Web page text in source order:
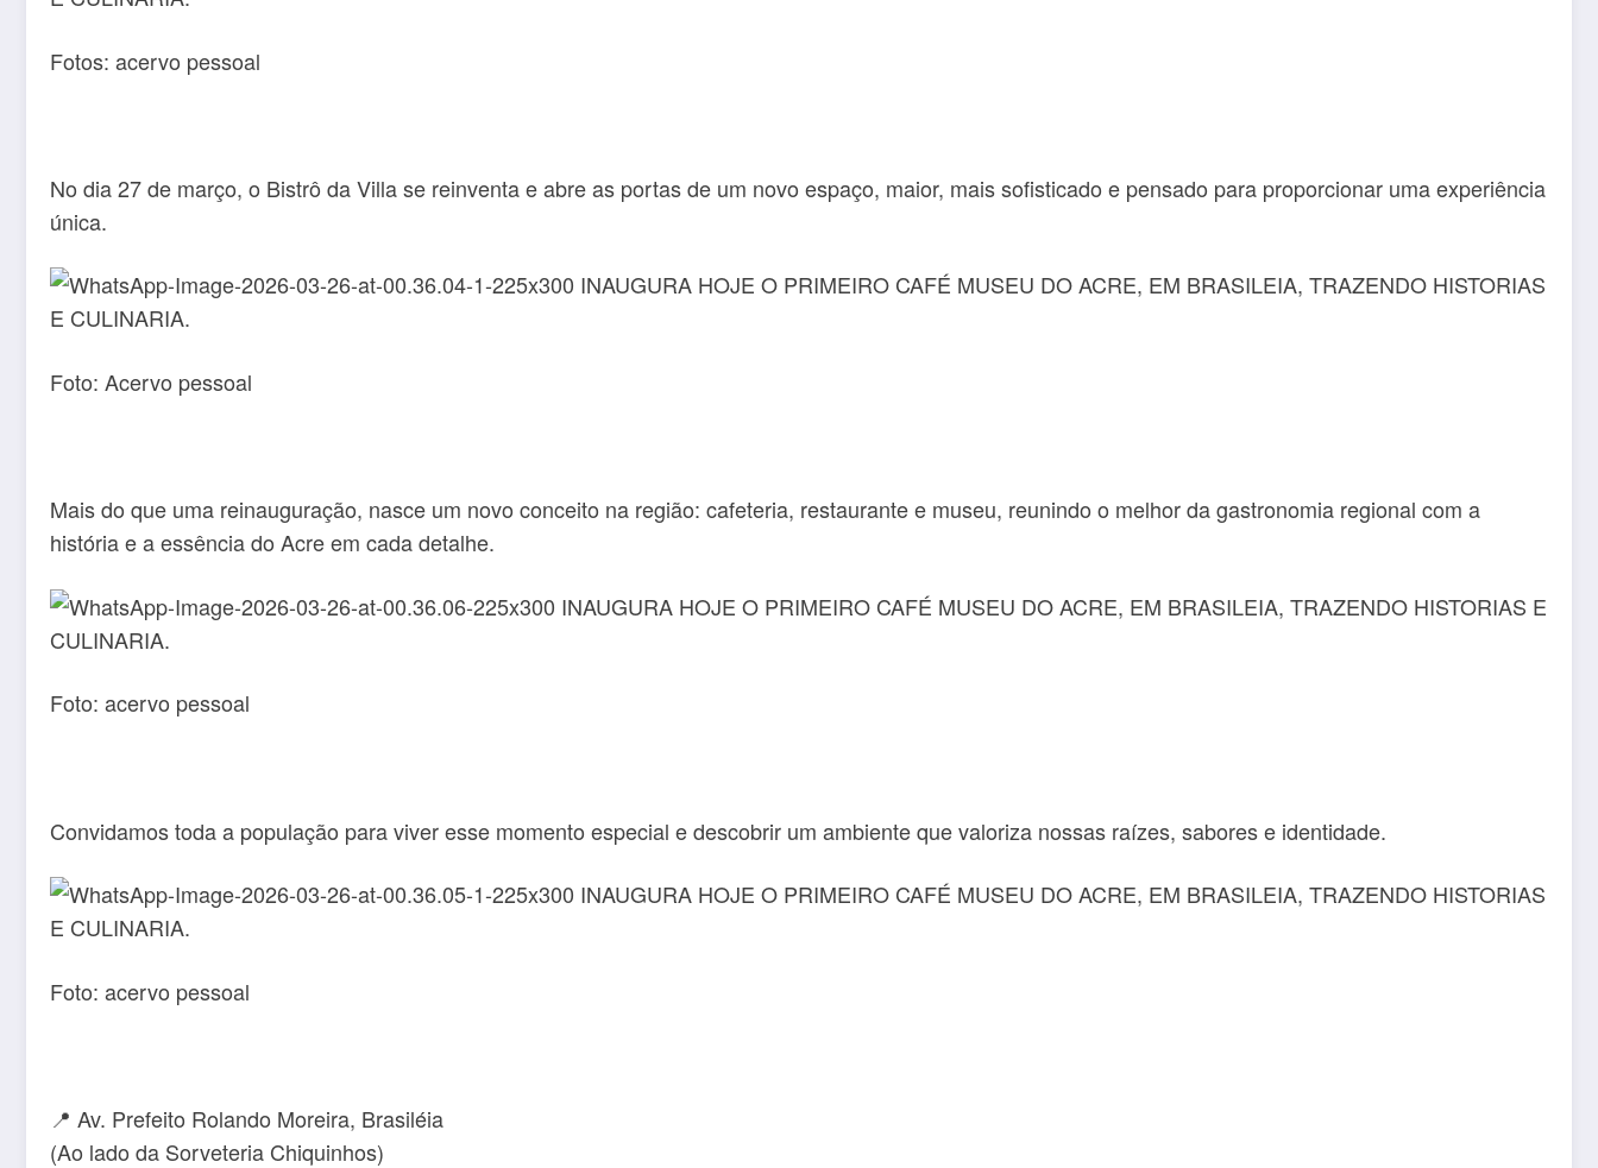
Fotos: acervo pessoal
No dia 27 de março, o Bistrô da Villa se reinventa e abre as portas de um novo espaço, maior, mais sofisticado e pensado para proporcionar uma experiência
única.
Foto: Acervo pessoal
Mais do que uma reinauguração, nasce um novo conceito na região: cafeteria, restaurante e museu, reunindo o melhor da gastronomia regional com a
história e a essência do Acre em cada detalhe.
Foto: acervo pessoal
Convidamos toda a população para viver esse momento especial e descobrir um ambiente que valoriza nossas raízes, sabores e identidade.
Foto: acervo pessoal
📍 Av. Prefeito Rolando Moreira, Brasiléia
(Ao lado da Sorveteria Chiquinhos)